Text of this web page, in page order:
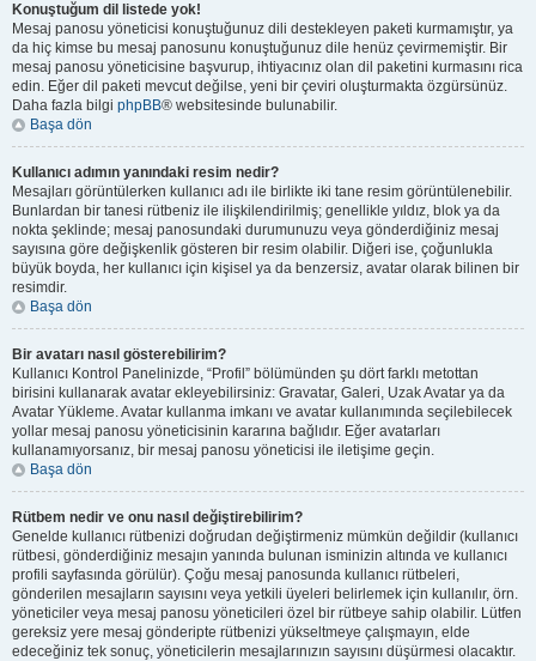
Konuştuğum dil listede yok!
Mesaj panosu yöneticisi konuştuğunuz dili destekleyen paketi kurmamıştır, ya
da hiç kimse bu mesaj panosunu konuştuğunuz dile henüz çevirmemiştir. Bir
mesaj panosu yöneticisine başvurup, ihtiyacınız olan dil paketini kurmasını rica
edin. Eğer dil paketi mevcut değilse, yeni bir çeviri oluşturmakta özgürsünüz.
Daha fazla bilgi phpBB® websitesinde bulunabilir.
Başa dön
Kullanıcı adımın yanındaki resim nedir?
Mesajları görüntülerken kullanıcı adı ile birlikte iki tane resim görüntülenebilir.
Bunlardan bir tanesi rütbeniz ile ilişkilendirilmiş; genellikle yıldız, blok ya da
nokta şeklinde; mesaj panosundaki durumunuzu veya gönderdiğiniz mesaj
sayısına göre değişkenlik gösteren bir resim olabilir. Diğeri ise, çoğunlukla
büyük boyda, her kullanıcı için kişisel ya da benzersiz, avatar olarak bilinen bir
resimdir.
Başa dön
Bir avatarı nasıl gösterebilirim?
Kullanıcı Kontrol Panelinizde, “Profil” bölümünden şu dört farklı metottan
birisini kullanarak avatar ekleyebilirsiniz: Gravatar, Galeri, Uzak Avatar ya da
Avatar Yükleme. Avatar kullanma imkanı ve avatar kullanımında seçilebilecek
yollar mesaj panosu yöneticisinin kararına bağlıdır. Eğer avatarları
kullanamıyorsanız, bir mesaj panosu yöneticisi ile iletişime geçin.
Başa dön
Rütbem nedir ve onu nasıl değiştirebilirim?
Genelde kullanıcı rütbenizi doğrudan değiştirmeniz mümkün değildir (kullanıcı
rütbesi, gönderdiğiniz mesajın yanında bulunan isminizin altında ve kullanıcı
profili sayfasında görülür). Çoğu mesaj panosunda kullanıcı rütbeleri,
gönderilen mesajların sayısını veya yetkili üyeleri belirlemek için kullanılır, örn.
yöneticiler veya mesaj panosu yöneticileri özel bir rütbeye sahip olabilir. Lütfen
gereksiz yere mesaj gönderipte rütbenizi yükseltmeye çalışmayın, elde
edeceğiniz tek sonuç, yöneticilerin mesajlarınızın sayısını düşürmesi olacaktır.